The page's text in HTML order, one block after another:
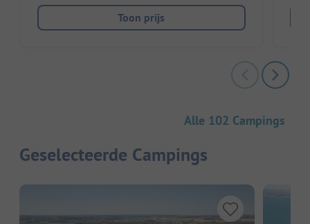
Toon prijs
Alle 102 Campings
Geselecteerde Campings